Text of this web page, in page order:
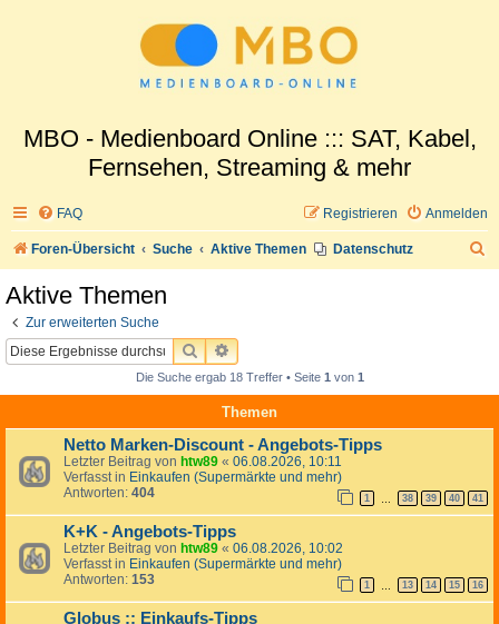
MBO - Medienboard Online ::: SAT, Kabel,
Fernsehen, Streaming & mehr
FAQ Anmelden
Registrieren
Foren-Übersicht Suche Aktive Themen Datenschutz
Aktive Themen
Zur erweiterten Suche
SUCHEERWEITERTE SUCHE
Die Suche ergab 18 Treffer • Seite 1von 1
Themen
Netto Marken-Discount - Angebots-Tipps
Letzter Beitrag von htw89 « 06.08.2026, 10:11
Verfasst in Einkaufen (Supermärkte und mehr)
Antworten: 404 1 … 38 39 40 41
K+K - Angebots-Tipps
Letzter Beitrag von htw89 « 06.08.2026, 10:02
Verfasst in Einkaufen (Supermärkte und mehr)
Antworten: 153 1 … 13 14 15 16
Globus :: Einkaufs-Tipps